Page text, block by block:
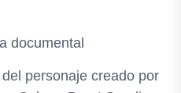
documental
personaje creado por